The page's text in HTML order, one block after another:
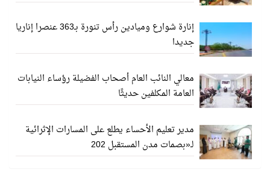
إنارة شوارع وميادين رأس تنورة بـ363 عنصرا إناريا
جديدا
معالي النائب العام أصحاب الفضيلة رؤساء النيابات
العامة المكلفين حديثًا
مدير تعليم الأحساء يطلع على المسارات الإثرائية
لـ«بصمات مدن المستقبل 202